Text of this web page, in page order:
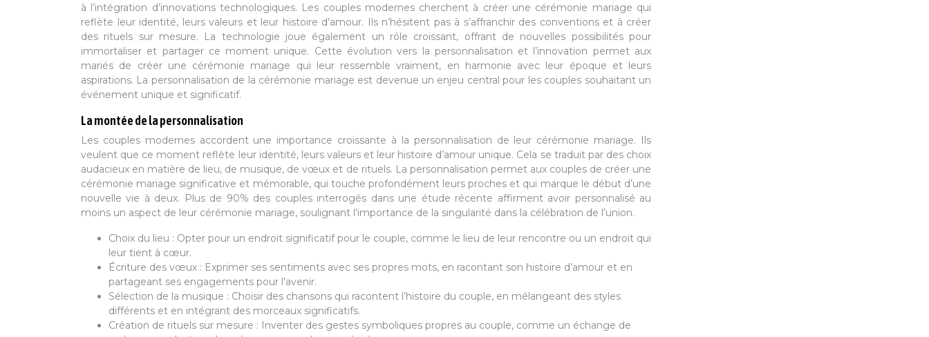
à l’intégration d’innovations technologiques. Les couples modernes cherchent à créer une cérémonie mariage qui
reflète leur identité, leurs valeurs et leur histoire d’amour. Ils n’hésitent pas à s’affranchir des conventions et à créer
des rituels sur mesure. La technologie joue également un rôle croissant, offrant de nouvelles possibilités pour
immortaliser et partager ce moment unique. Cette évolution vers la personnalisation et l’innovation permet aux
mariés de créer une cérémonie mariage qui leur ressemble vraiment, en harmonie avec leur époque et leurs
aspirations. La personnalisation de la cérémonie mariage est devenue un enjeu central pour les couples souhaitant un
événement unique et significatif.
La montée de la personnalisation
Les couples modernes accordent une importance croissante à la personnalisation de leur cérémonie mariage. Ils
veulent que ce moment reflète leur identité, leurs valeurs et leur histoire d’amour unique. Cela se traduit par des choix
audacieux en matière de lieu, de musique, de vœux et de rituels. La personnalisation permet aux couples de créer une
cérémonie mariage significative et mémorable, qui touche profondément leurs proches et qui marque le début d’une
nouvelle vie à deux. Plus de 90% des couples interrogés dans une étude récente affirment avoir personnalisé au
moins un aspect de leur cérémonie mariage, soulignant l’importance de la singularité dans la célébration de l’union.
Choix du lieu : Opter pour un endroit significatif pour le couple, comme le lieu de leur rencontre ou un endroit qui
leur tient à cœur.
Écriture des vœux : Exprimer ses sentiments avec ses propres mots, en racontant son histoire d’amour et en
partageant ses engagements pour l’avenir.
Sélection de la musique : Choisir des chansons qui racontent l’histoire du couple, en mélangeant des styles
différents et en intégrant des morceaux significatifs.
Création de rituels sur mesure : Inventer des gestes symboliques propres au couple, comme un échange de